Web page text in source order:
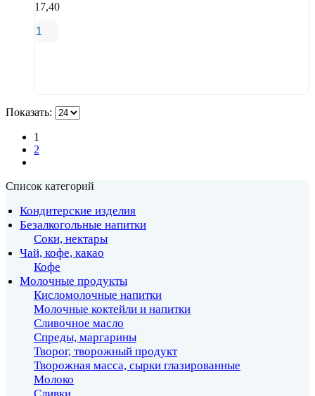
17,40
Показать:
1
2
Список категорий
Кондитерские изделия
Безалкогольные напитки
Соки, нектары
Чай, кофе, какао
Кофе
Молочные продукты
Кисломолочные напитки
Молочные коктейли и напитки
Сливочное масло
Спреды, маргарины
Творог, творожный продукт
Творожная масса, сырки глазированные
Молоко